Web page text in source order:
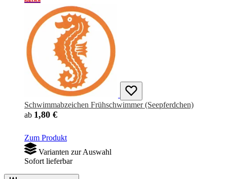
Schwimmabzeichen Frühschwimmer (Seepferdchen)
ab 1,80 €
Zum Produkt
Varianten zur Auswahl
Sofort lieferbar